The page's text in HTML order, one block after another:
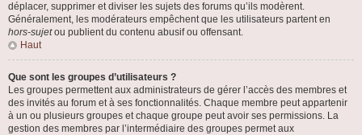
déplacer, supprimer et diviser les sujets des forums qu’ils modèrent.
Généralement, les modérateurs empêchent que les utilisateurs partent en
hors-sujetou publient du contenu abusif ou offensant.
Haut
Que sont les groupes d’utilisateurs ?
Les groupes permettent aux administrateurs de gérer l’accès des membres et
des invités au forum et à ses fonctionnalités. Chaque membre peut appartenir
à un ou plusieurs groupes et chaque groupe peut avoir ses permissions. La
gestion des membres par l’intermédiaire des groupes permet aux